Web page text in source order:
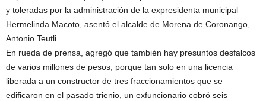
y toleradas por la administración de la expresidenta municipal
Hermelinda Macoto, asentó el alcalde de Morena de Coronango,
Antonio Teutli.
En rueda de prensa, agregó que también hay presuntos desfalcos
de varios millones de pesos, porque tan solo en una licencia
liberada a un constructor de tres fraccionamientos que se
edificaron en el pasado trienio, un exfuncionario cobró seis